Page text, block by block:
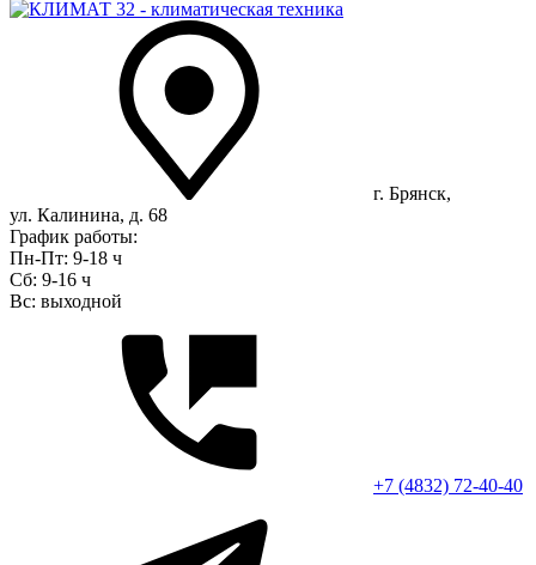
г. Брянск,
ул. Калинина, д. 68
График работы:
Пн-Пт: 9-18 ч
Сб: 9-16 ч
Вс: выходной
+7 (4832) 72-40-40